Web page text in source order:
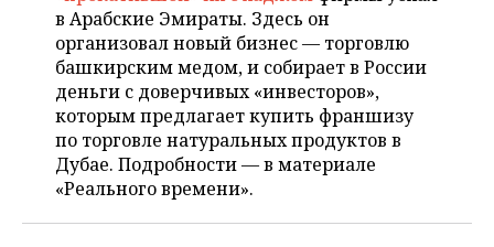
ВОДНЫЕ ВИДЫ СПОРТА
ХОККЕЙ С МЯЧОМ
ОБРАЗОВАНИЕ
ПРОИСШЕСТВИЯ
в Арабские Эмираты. Здесь он
организовал новый бизнес — торговлю
башкирским медом, и собирает в России
деньги с доверчивых «инвесторов»,
которым предлагает купить франшизу
по торговле натуральных продуктов в
Дубае. Подробности — в материале
«Реального времени».